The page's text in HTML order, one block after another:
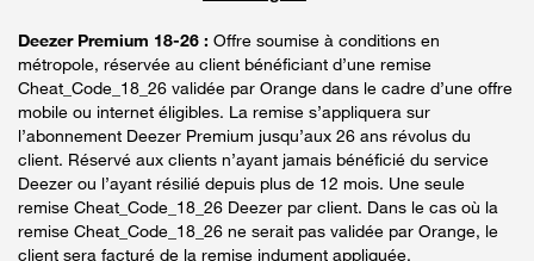
Deezer Premium 18-26 : Offre soumise à conditions en
métropole, réservée au client bénéficiant d’une remise
Cheat_Code_18_26 validée par Orange dans le cadre d’une offre
mobile ou internet éligibles. La remise s’appliquera sur
l’abonnement Deezer Premium jusqu’aux 26 ans révolus du
client. Réservé aux clients n’ayant jamais bénéficié du service
Deezer ou l’ayant résilié depuis plus de 12 mois. Une seule
remise Cheat_Code_18_26 Deezer par client. Dans le cas où la
remise Cheat_Code_18_26 ne serait pas validée par Orange, le
client sera facturé de la remise indument appliquée.